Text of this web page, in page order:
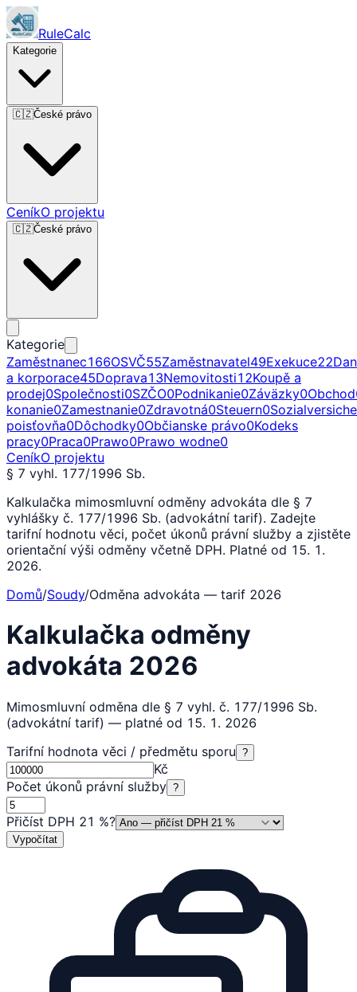
RuleCalc
Kategorie
🇨🇿České právo
CeníkO projektu
🇨🇿České právo
Kategorie
Zaměstnanec166OSVČ55Zaměstnavatel49Exekuce22
a korporace45Doprava13Nemovitosti12Koupě a
prodej0Společnosti0SZČO0Podnikanie0Záväzky0Obchod
konanie0Zamestnanie0Zdravotná0Steuern0
poisťovňa0Dôchodky0Občianske právo0Kodeks
pracy0Praca0Prawo0Prawo wodne0
CeníkO projektu
§ 7 vyhl. 177/1996 Sb.
Kalkulačka mimosmluvní odměny advokáta dle § 7
vyhlášky č. 177/1996 Sb. (advokátní tarif). Zadejte
tarifní hodnotu věci, počet úkonů právní služby a zjistěte
orientační výši odměny včetně DPH. Platné od 15. 1.
2026.
Domů/Soudy/Odměna advokáta — tarif 2026
Kalkulačka odměny
advokáta 2026
Mimosmluvní odměna dle § 7 vyhl. č. 177/1996 Sb.
(advokátní tarif) — platné od 15. 1. 2026
Tarifní hodnota věci / předmětu sporu ?
Kč
Počet úkonů právní služby ?
Přičíst DPH 21 %?
Vypočítat